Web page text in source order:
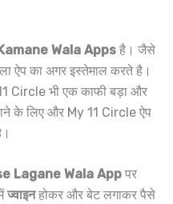
Wala Apps है। जैसे
ऐप का अगर इस्तेमाल करते है।
Circle भी एक काफी बड़ा और
के लिए और My 11 Circle ऐप
Lagane Wala App पर
ज्वाइनहोकर और बेट लगाकर पैसे